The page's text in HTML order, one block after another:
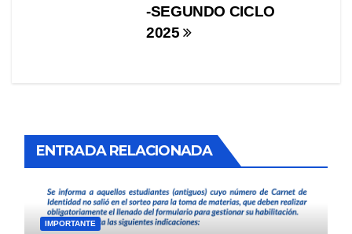
-SEGUNDO CICLO
2025
ENTRADA RELACIONADA
IMPORTANTE